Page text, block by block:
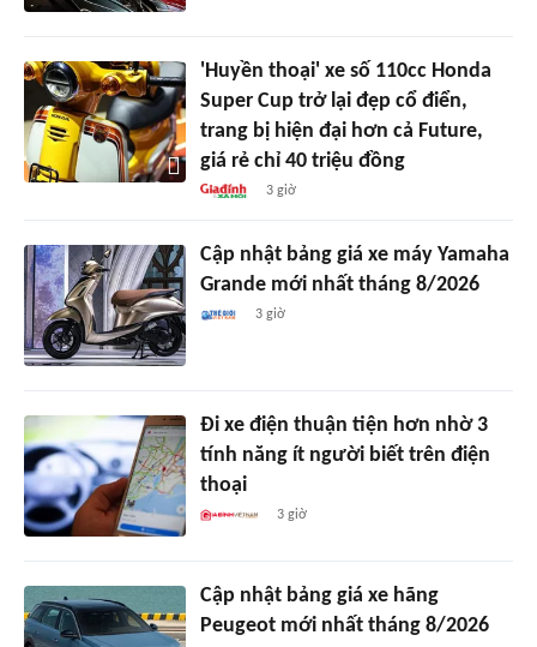
'Huyền thoại' xe số 110cc Honda
Super Cup trở lại đẹp cổ điển,
trang bị hiện đại hơn cả Future,
giá rẻ chỉ 40 triệu đồng
3 giờ
Cập nhật bảng giá xe máy Yamaha
Grande mới nhất tháng 8/2026
3 giờ
Đi xe điện thuận tiện hơn nhờ 3
tính năng ít người biết trên điện
thoại
3 giờ
Cập nhật bảng giá xe hãng
Peugeot mới nhất tháng 8/2026